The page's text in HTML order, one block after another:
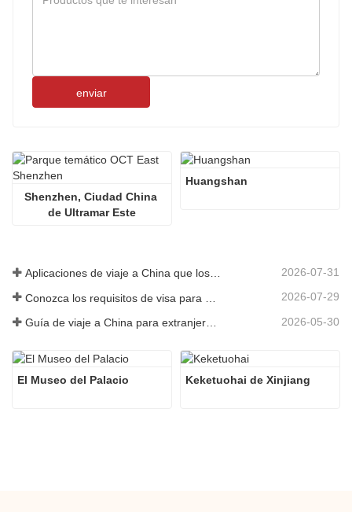
enviar
Shenzhen, Ciudad China
de Ultramar Este
Huangshan
Aplicaciones de viaje a China que los visitantes extranjeros realmente necesitan en 2026 2026-07-31
2026-07-29
2026-05-30
El Museo del Palacio Keketuohai de Xinjiang